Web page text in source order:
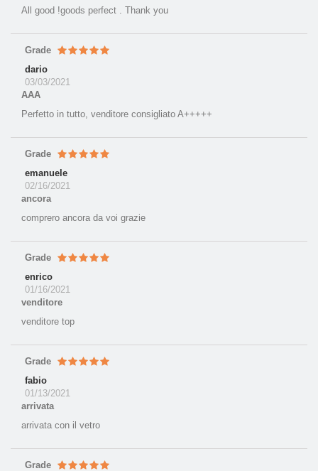
All good !goods perfect . Thank you
Grade
dario
03/03/2021
AAA
Perfetto in tutto, venditore consigliato A+++++
Grade
emanuele
02/16/2021
ancora
comprero ancora da voi grazie
Grade
enrico
01/16/2021
venditore
venditore top
Grade
fabio
01/13/2021
arrivata
arrivata con il vetro
Grade